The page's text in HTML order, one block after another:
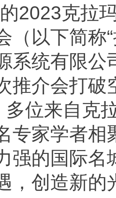
2023克拉
（以下简称
系统有限公
推介会打破
多位来自克
专家学者相
强的国际名
，创造新的